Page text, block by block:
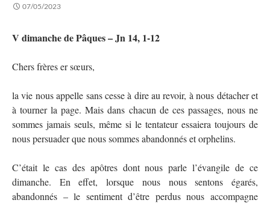
07/05/2023
V dimanche de Pâques – Jn 14, 1-12
Chers frères er sœurs,
la vie nous appelle sans cesse à dire au revoir, à nous détacher et
à tourner la page. Mais dans chacun de ces passages, nous ne
sommes jamais seuls, même si le tentateur essaiera toujours de
nous persuader que nous sommes abandonnés et orphelins.
C’était le cas des apôtres dont nous parle l’évangile de ce
dimanche. En effet, lorsque nous nous sentons égarés,
abandonnés – le sentiment d’être perdus nous accompagne